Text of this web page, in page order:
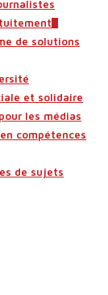
de solutions
et solidaire
les médias
compétences
de sujets